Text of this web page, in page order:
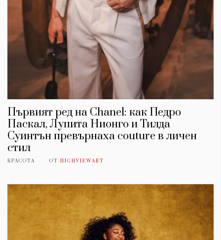
Първият ред на Chanel: как Педро
Паскал, Лупита Нионго и Тилда
Суинтън превърнаха couture в личен
стил
КРАСОТА ОТ HIGHVIEWART